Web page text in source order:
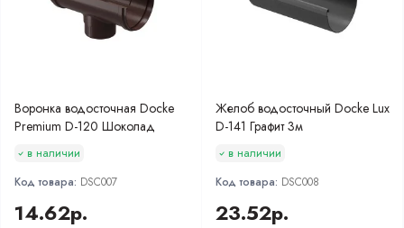
Воронка водосточная Docke
Premium D-120 Шоколад
в наличии
Код товара: DSC007
14.62р.
Желоб водосточный Docke Lux
D-141 Графит 3м
в наличии
Код товара: DSC008
23.52р.